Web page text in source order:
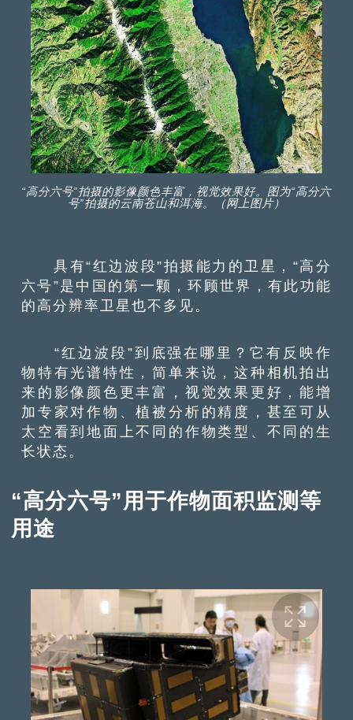
“高分六号”拍摄的影像颜色丰富，视觉效果好。图为“高分六
号”拍摄的云南苍山和洱海。（网上图片）
具有“红边波段”拍摄能力的卫星，“高分
六号”是中国的第一颗，环顾世界，有此功能
的高分辨率卫星也不多见。
“红边波段”到底强在哪里？它有反映作
物特有光谱特性，简单来说，这种相机拍出
来的影像颜色更丰富，视觉效果更好，能增
加专家对作物、植被分析的精度，甚至可从
太空看到地面上不同的作物类型、不同的生
长状态。
“高分六号”用于作物面积监测等
用途